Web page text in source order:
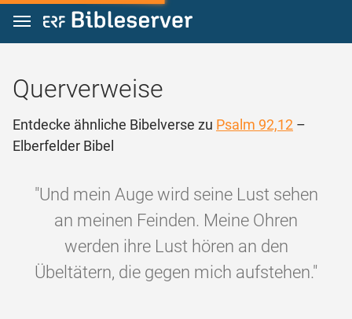
Zum Inhalt springen
Querverweise
Entdecke ähnliche Bibelverse zu Psalm 92,12 –
Elberfelder Bibel
"Und mein Auge wird seine Lust sehen
an meinen Feinden. Meine Ohren
werden ihre Lust hören an den
Übeltätern, die gegen mich aufstehen."